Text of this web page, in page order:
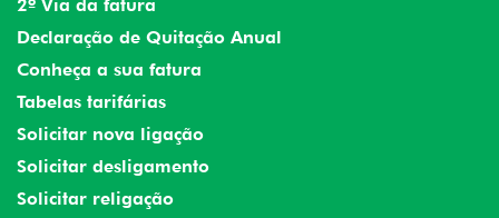
2º Via da fatura
Declaração de Quitação Anual
Conheça a sua fatura
Tabelas tarifárias
Solicitar nova ligação
Solicitar desligamento
Solicitar religação